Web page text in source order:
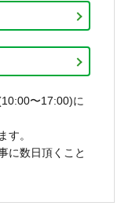
〜17:00)に
す。
に数日頂くこと